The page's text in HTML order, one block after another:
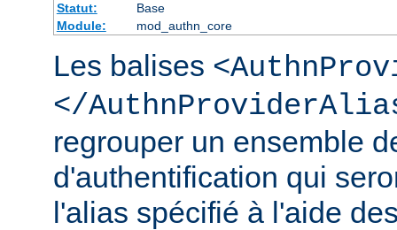
Statut:
Base
Module:
mod_authn_core
Les balises
</
regrouper un ensemble
d'authentification qui
l'alias spécifié à l'aide